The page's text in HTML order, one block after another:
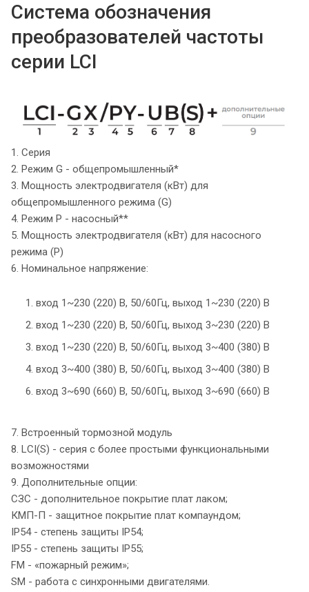
Система обозначения
преобразователей частоты
серии LCI
1. Серия
2. Режим G - общепромышленный*
3. Мощность электродвигателя (кВт) для
общепромышленного режима (G)
4. Режим P - насосный**
5. Мощность электродвигателя (кВт) для насосного
режима (P)
6. Номинальное напряжение:
1. вход 1~230 (220) В, 50/60Гц, выход 1~230 (220) В
2. вход 1~230 (220) В, 50/60Гц, выход 3~230 (220) В
3. вход 1~230 (220) В, 50/60Гц, выход 3~400 (380) В
4. вход 3~400 (380) В, 50/60Гц, выход 3~400 (380) В
6. вход 3~690 (660) В, 50/60Гц, выход 3~690 (660) В
7. Встроенный тормозной модуль
8. LCI(S) - серия с более простыми функциональными
возможностями
9. Дополнительные опции:
СЗС - дополнительное покрытие плат лаком;
КМП-П - защитное покрытие плат компаундом;
IP54 - степень защиты IP54;
IP55 - степень защиты IP55;
FM - «пожарный режим»;
SM - работа с синхронными двигателями.